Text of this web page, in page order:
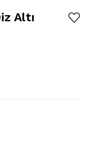
Altı